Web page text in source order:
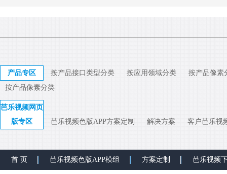
产品专区 按产品接口类型分类 按应用领域分类
按产品像素
按产品像素分类
芭乐视频网页
版专区
芭乐视频色版APP方案定制 解决方案 客户芭乐视
首 页 芭乐视频色版APP模组 方案定制 芭乐视频